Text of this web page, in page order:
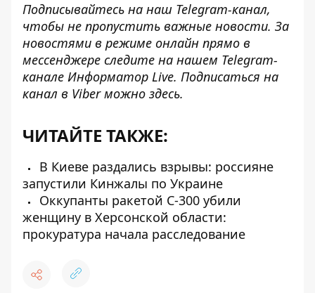
Подписывайтесь на наш Telegram-канал,
чтобы не пропустить важные новости. За
новостями в режиме онлайн прямо в
мессенджере следите на нашем Telegram-
канале Информатор Live. Подписаться на
канал в Viber можно здесь.
ЧИТАЙТЕ ТАКЖЕ:
В Киеве раздались взрывы: россияне
запустили Кинжалы по Украине
Оккупанты ракетой С-300 убили
женщину в Херсонской области:
прокуратура начала расследование